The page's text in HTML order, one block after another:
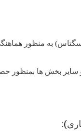
به منظور
سایر بخش ها بمنظور